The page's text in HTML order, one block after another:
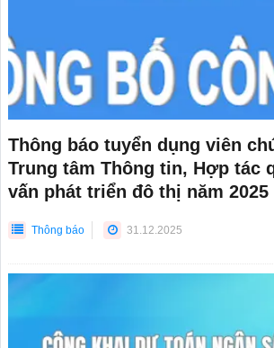
Thông báo tuyển dụng viên
Trung tâm Thông tin, Hợp tác
vấn phát triển đô thị năm 2025
Thông báo 31.12.2025